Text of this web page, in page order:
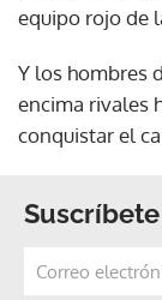
equipo rojo de
Y los hombres
encima rivales
conquistar el